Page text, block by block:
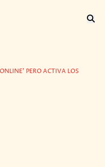
PERO ACTIVA LOS